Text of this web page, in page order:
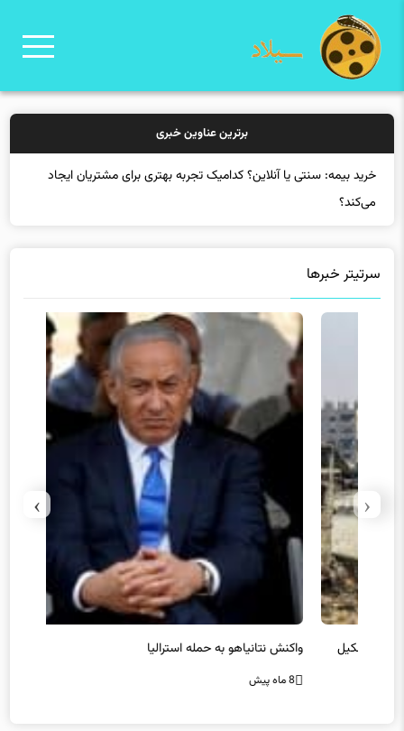
برترین عناوین خبری
خرید بیمه: سنتی یا آنلاین؟ کدامیک تجربه بهتری برای مشتریان ایجاد
می‌کند؟
سرتیتر خبرها
واکنش نتانیاهو به حمله استرالیا
‹
›